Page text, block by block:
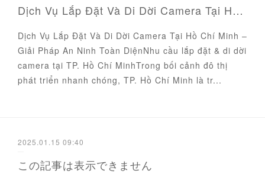
Dịch Vụ Lắp Đặt Và Di Dời Camera Tại Hồ Chí Minh
Dịch Vụ Lắp Đặt Và Di Dời Camera Tại Hồ Chí Minh –
Giải Pháp An Ninh Toàn DiệnNhu cầu lắp đặt & di dời
camera tại TP. Hồ Chí MinhTrong bối cảnh đô thị
phát triển nhanh chóng, TP. Hồ Chí Minh là tr...
2025.01.15 09:40
この記事は表示できません